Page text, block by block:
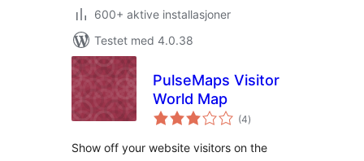
600+ aktive installasjoner
Testet med 4.0.38
PulseMaps Visitor
World Map
(4totale
vurderinger
)
Show off your website visitors on the